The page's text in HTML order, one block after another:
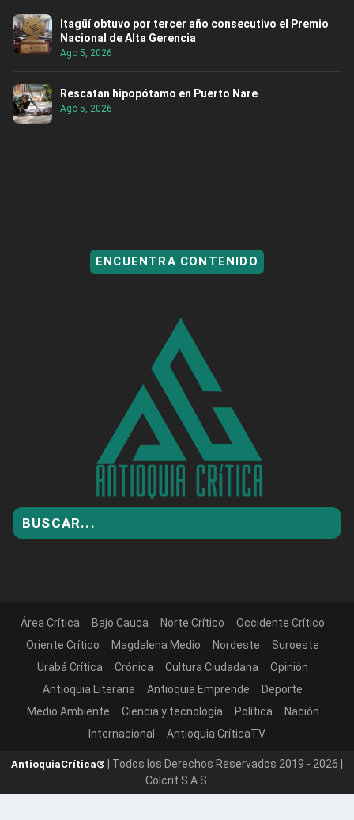
Itagüí obtuvo por tercer año consecutivo el Premio
Nacional de Alta Gerencia
Ago 5, 2026
Rescatan hipopótamo en Puerto Nare
Ago 5, 2026
ENCUENTRA CONTENIDO
Área Crítica Bajo Cauca Norte Crítico
Occidente Crítico
Oriente Crítico
Magdalena Medio Nordeste
Suroeste
Urabá Crítica
Crónica Cultura Ciudadana
Opinión
Antioquia Literaria
Antioquia Emprende
Deporte
Medio Ambiente
Ciencia y tecnología Política
Nación
Internacional
Antioquia CríticaTV
AntioquiaCrítica® | Todos los Derechos Reservados 2019 - 2026 |
Colcrit S.A.S.